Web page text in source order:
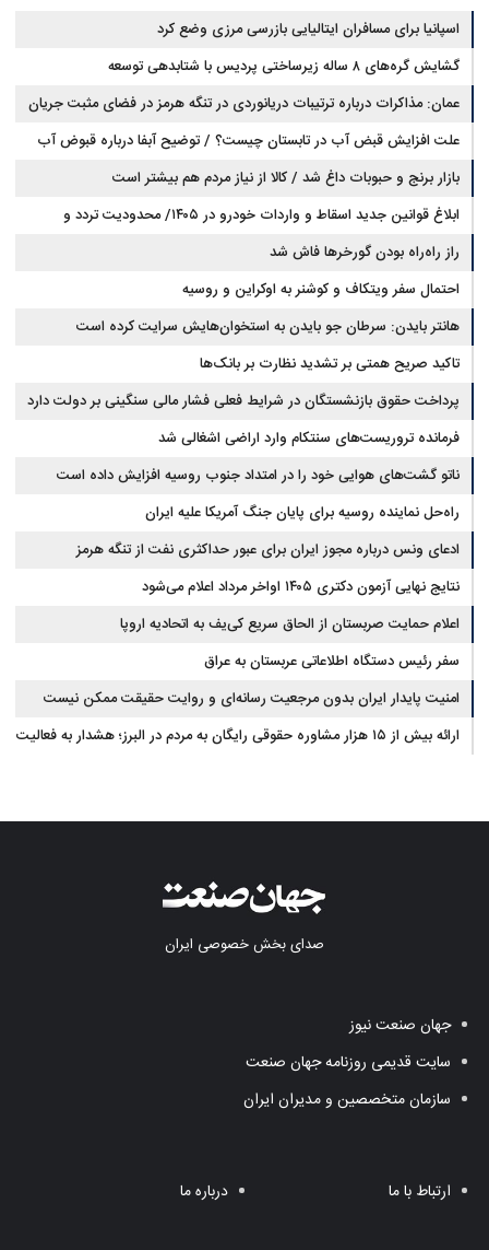
اسپانیا برای مسافران ایتالیایی بازرسی مرزی وضع کرد
گشایش گره‌های ۸ ساله زیرساختی پردیس با شتابدهی توسعه
عمان: مذاکرات درباره ترتیبات دریانوردی در تنگه هرمز در فضای مثبت جریان
دارد
علت افزایش قبض آب در تابستان چیست؟ / توضیح آبفا درباره قبوض آب
بازار برنج و حبوبات داغ شد / کالا از نیاز مردم هم بیشتر است
ابلاغ قوانین جدید اسقاط و واردات خودرو در ۱۴۰۵/ محدودیت تردد و
سوخت‌رسانی به فرسوده‌ها
راز راه‌راه بودن گورخرها فاش شد
احتمال سفر ویتکاف و کوشنر به اوکراین و روسیه
هانتر بایدن: سرطان جو بایدن به استخوان‌هایش سرایت کرده است
تاکید صریح همتی بر تشدید نظارت بر بانک‌ها
پرداخت حقوق بازنشستگان در شرایط فعلی فشار مالی سنگینی بر دولت دارد
فرمانده تروریست‌های سنتکام وارد اراضی اشغالی شد
ناتو گشت‌های هوایی خود را در امتداد جنوب روسیه افزایش داده است
راه‌حل نماینده روسیه برای پایان جنگ آمریکا علیه ایران
ادعای ونس درباره مجوز ایران برای عبور حداکثری نفت از تنگه هرمز
نتایج نهایی آزمون دکتری ۱۴۰۵ اواخر مرداد اعلام می‌شود
اعلام حمایت صربستان از الحاق سریع کی‌یف به اتحادیه اروپا
سفر رئیس دستگاه اطلاعاتی عربستان به عراق
امنیت پایدار ایران بدون مرجعیت رسانه‌ای و روایت حقیقت ممکن نیست
ارائه بیش از ۱۵ هزار مشاوره حقوقی رایگان به مردم در البرز؛ هشدار به فعالیت
صدای بخش خصوصی ایران
جهان صنعت نیوز
سایت قدیمی روزنامه جهان صنعت
سازمان متخصصین و مدیران ایران
ارتباط با ما درباره ما